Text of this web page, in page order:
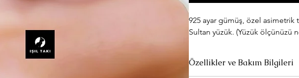
925 ayar gümüş, özel asimetrik
Sultan yüzük. (Yüzük ölçünüzü
Özellikler ve Bakım Bilgileri